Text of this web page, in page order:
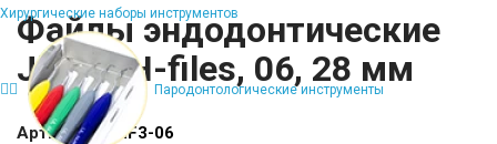
Хирургические наборы инструментов
Пародонтологические инструменты
Файлы эндодонтические
JiNGC H-files, 06, 28 мм
Артикул:FI-HF3-06